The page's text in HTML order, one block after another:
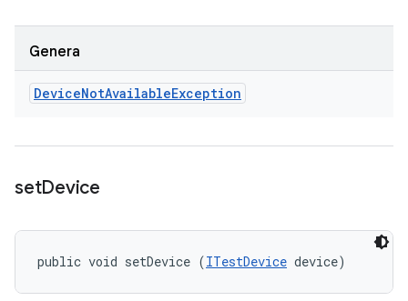
Genera
DeviceNotAvailableException
setDevice
public void setDevice (ITestDevice device)